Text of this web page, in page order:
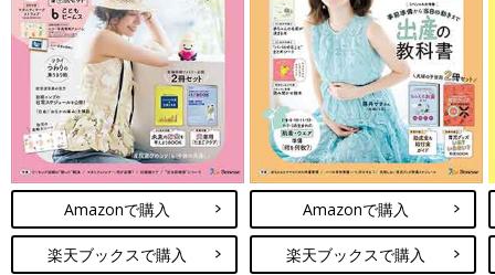
Amazonで購入
楽天ブックスで購入
Amazonで購入
楽天ブックスで購入